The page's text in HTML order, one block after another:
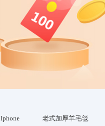
Iphone 老式加厚羊毛毯